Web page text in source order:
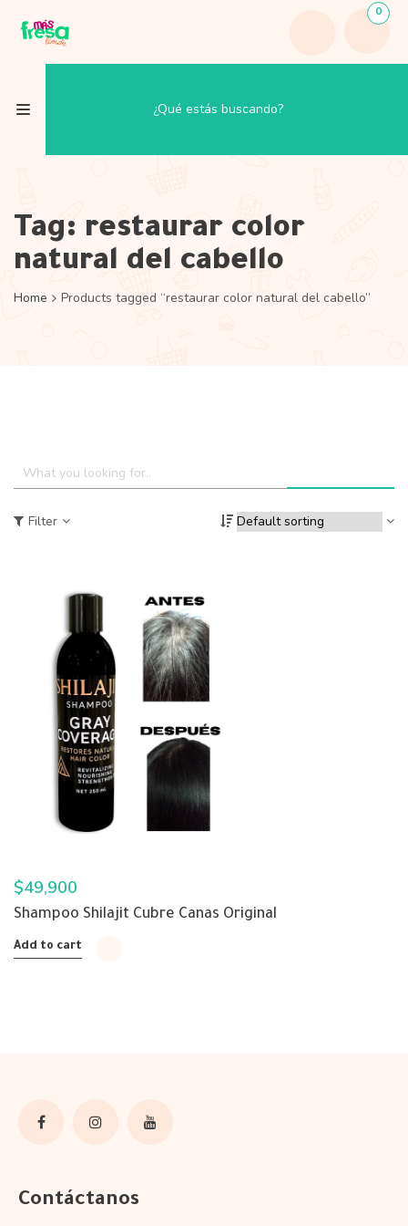
0
Tag: restaurar color
natural del cabello
Home Products tagged “restaurar color natural del cabello”
Filter
$49,900
Shampoo Shilajit Cubre Canas Original
Add to cart
Contáctanos